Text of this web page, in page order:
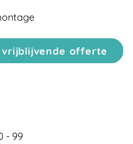
vrijblijvende offerte
- 99